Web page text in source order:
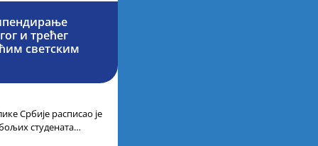
и трећег
светским
Србије расписао је
студената